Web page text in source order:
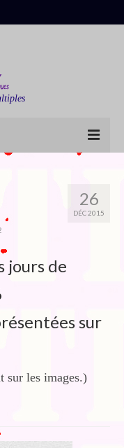
26
DÉC 2015
jours de
sur
sur les images.)